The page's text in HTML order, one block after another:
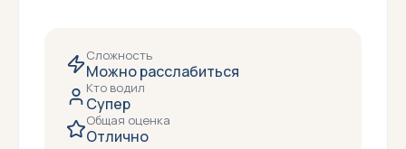
Сложность
Можно расслабиться
Кто водил
Супер
Общая оценка
Отлично